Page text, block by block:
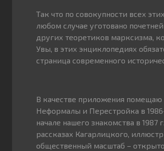
Так что по совокупности всех
любом случае уготовано
других теоретиков марксизма,
Увы, в этих энциклопедиях
страница современного
В качестве приложения помещаю
Неформалы и Перестройка в
начале нашего знакомства в
рассказах Кагарлицкого,
общественный масштаб –